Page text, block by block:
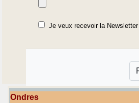
Je veux recevoir la Newsletter
Ondres